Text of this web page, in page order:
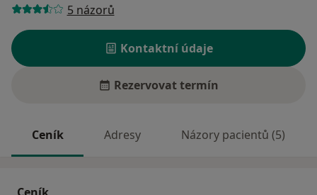
5 názorů
Kontaktní údaje
Rezervovat termín
Ceník Adresy Názory pacientů (5)